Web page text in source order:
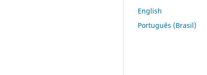
English
Português (Brasil)